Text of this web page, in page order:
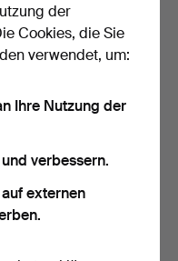
Windsor-Modell, 6
20. Jahrhu…
Tage
der
Cookies, die Sie
verwendet, um:
Ihre Nutzung der
verbessern.
externen